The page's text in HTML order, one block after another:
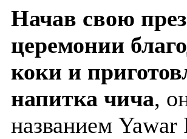
Начав свою
церемонии
коки и
напитка чича,
названием